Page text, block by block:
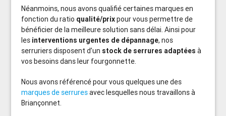
Néanmoins, nous avons qualifié certaines marques en
fonction du ratio qualité/prixpour vous permettre de
bénéficier de la meilleure solution sans délai. Ainsi pour
les interventions urgentes de dépannage, nos
serruriers disposent d’un stock de serrures adaptées à
vos besoins dans leur fourgonnette.
Nous avons référencé pour vous quelques une des
marques de serruresavec lesquelles nous travaillons à
Briançonnet.